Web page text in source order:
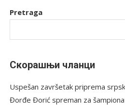
Pretraga
Скорашњи чланци
Uspešan završetak priprema
Đorđe Đorić spreman za